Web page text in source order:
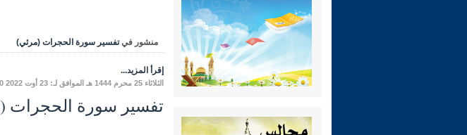
منشور في تفسير سورة الحجرات (مرئي)
إقرأ المزيد...
الثلاثاء 25 محرم 1444 هـ الموافق لـ: 23 أوت 2022 20:20
تفسير سورة الحجرات (24) التّرهيب من لمز المؤمنين